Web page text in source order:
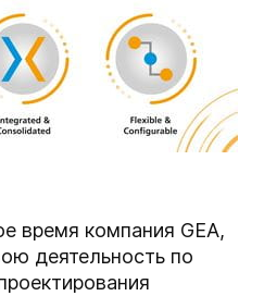
время компания GEA,
деятельность по